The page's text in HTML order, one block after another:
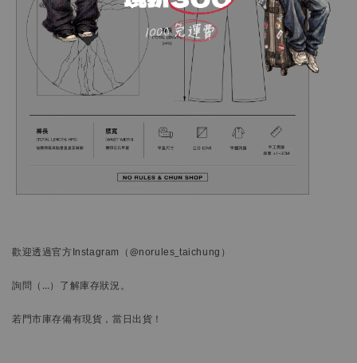
歡迎透過官方Instagram （@norules_taichung）
詢問 （…） 了解庫存狀況。
若門市庫存備有現貨，當日出貨！